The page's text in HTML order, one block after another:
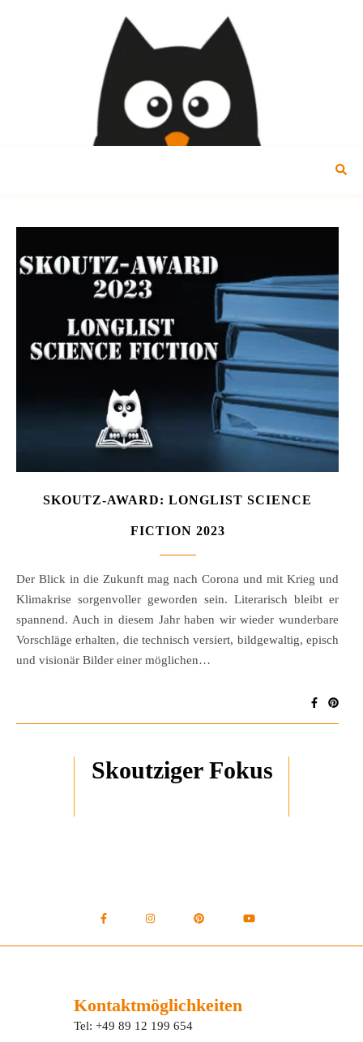
SKOUTZ-AWARD: LONGLIST SCIENCE
FICTION 2023
Der Blick in die Zukunft mag nach Corona und mit Krieg und
Klimakrise sorgenvoller geworden sein. Literarisch bleibt er
spannend. Auch in diesem Jahr haben wir wieder wunderbare
Vorschläge erhalten, die technisch versiert, bildgewaltig, episch
und visionär Bilder einer möglichen…
Skoutziger Fokus
Kontaktmöglichkeiten
Tel: +49 89 12 199 654